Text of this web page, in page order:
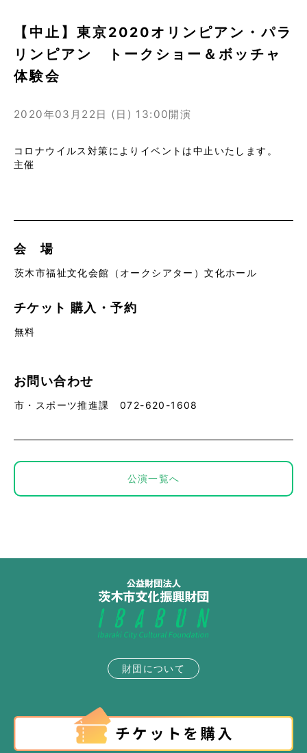
【中止】東京2020オリンピアン・パラ
リンピアン トークショー＆ボッチャ
体験会
2020年03月22日 (日) 13:00開演
コロナウイルス対策によりイベントは中止いたします。
主催
会 場
茨木市福祉文化会館（オークシアター）文化ホール
チケット 購入・予約
無料
お問い合わせ
市・スポーツ推進課 072-620-1608
公演一覧へ
財団について